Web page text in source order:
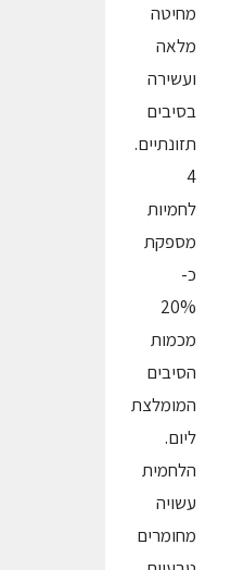
מחיטה
מלאה
ועשירה
בסיבים
תזונתיים.
4
לחמיות
מספקת
כ-
20%
מכמות
הסיבים
המומלצת
ליום.
הלחמית
עשויה
מחומרים